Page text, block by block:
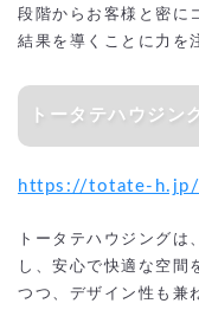
段階からお客様と密に
結果を導くことに力を
トータテハウジン
https://totate-h.jp/
トータテハウジング
し、安心で快適な空間
つつ、デザイン性も兼